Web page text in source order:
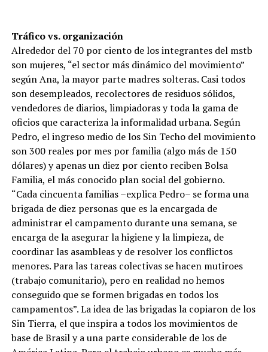
Tráfico vs. organización
Alrededor del 70 por ciento de los integrantes del mstb
son mujeres, “el sector más dinámico del movimiento”
según Ana, la mayor parte madres solteras. Casi todos
son desempleados, recolectores de residuos sólidos,
vendedores de diarios, limpiadoras y toda la gama de
oficios que caracteriza la informalidad urbana. Según
Pedro, el ingreso medio de los Sin Techo del movimiento
son 300 reales por mes por familia (algo más de 150
dólares) y apenas un diez por ciento reciben Bolsa
Familia, el más conocido plan social del gobierno.
“Cada cincuenta familias –explica Pedro– se forma una
brigada de diez personas que es la encargada de
administrar el campamento durante una semana, se
encarga de la asegurar la higiene y la limpieza, de
coordinar las asambleas y de resolver los conflictos
menores. Para las tareas colectivas se hacen mutiroes
(trabajo comunitario), pero en realidad no hemos
conseguido que se formen brigadas en todos los
campamentos”. La idea de las brigadas la copiaron de los
Sin Tierra, el que inspira a todos los movimientos de
base de Brasil y a una parte considerable de los de